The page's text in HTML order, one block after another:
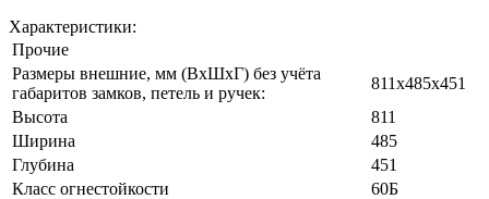
Характеристики:
Прочие
Размеры внешние, мм (ВхШхГ) без учёта
габаритов замков, петель и ручек:
811x485x451
Высота
811
Ширина
485
Глубина
451
Класс огнестойкости
60Б